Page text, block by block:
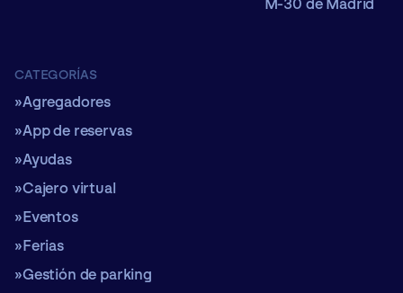
M-30 de Madrid
CATEGORÍAS
Agregadores
App de reservas
Ayudas
Cajero virtual
Eventos
Ferias
Gestión de parking